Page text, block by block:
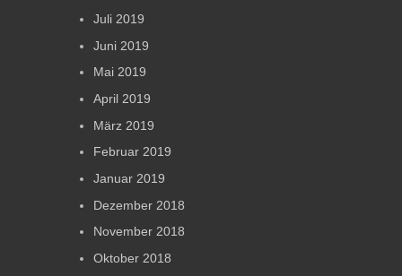
Juli 2019
Juni 2019
Mai 2019
April 2019
März 2019
Februar 2019
Januar 2019
Dezember 2018
November 2018
Oktober 2018